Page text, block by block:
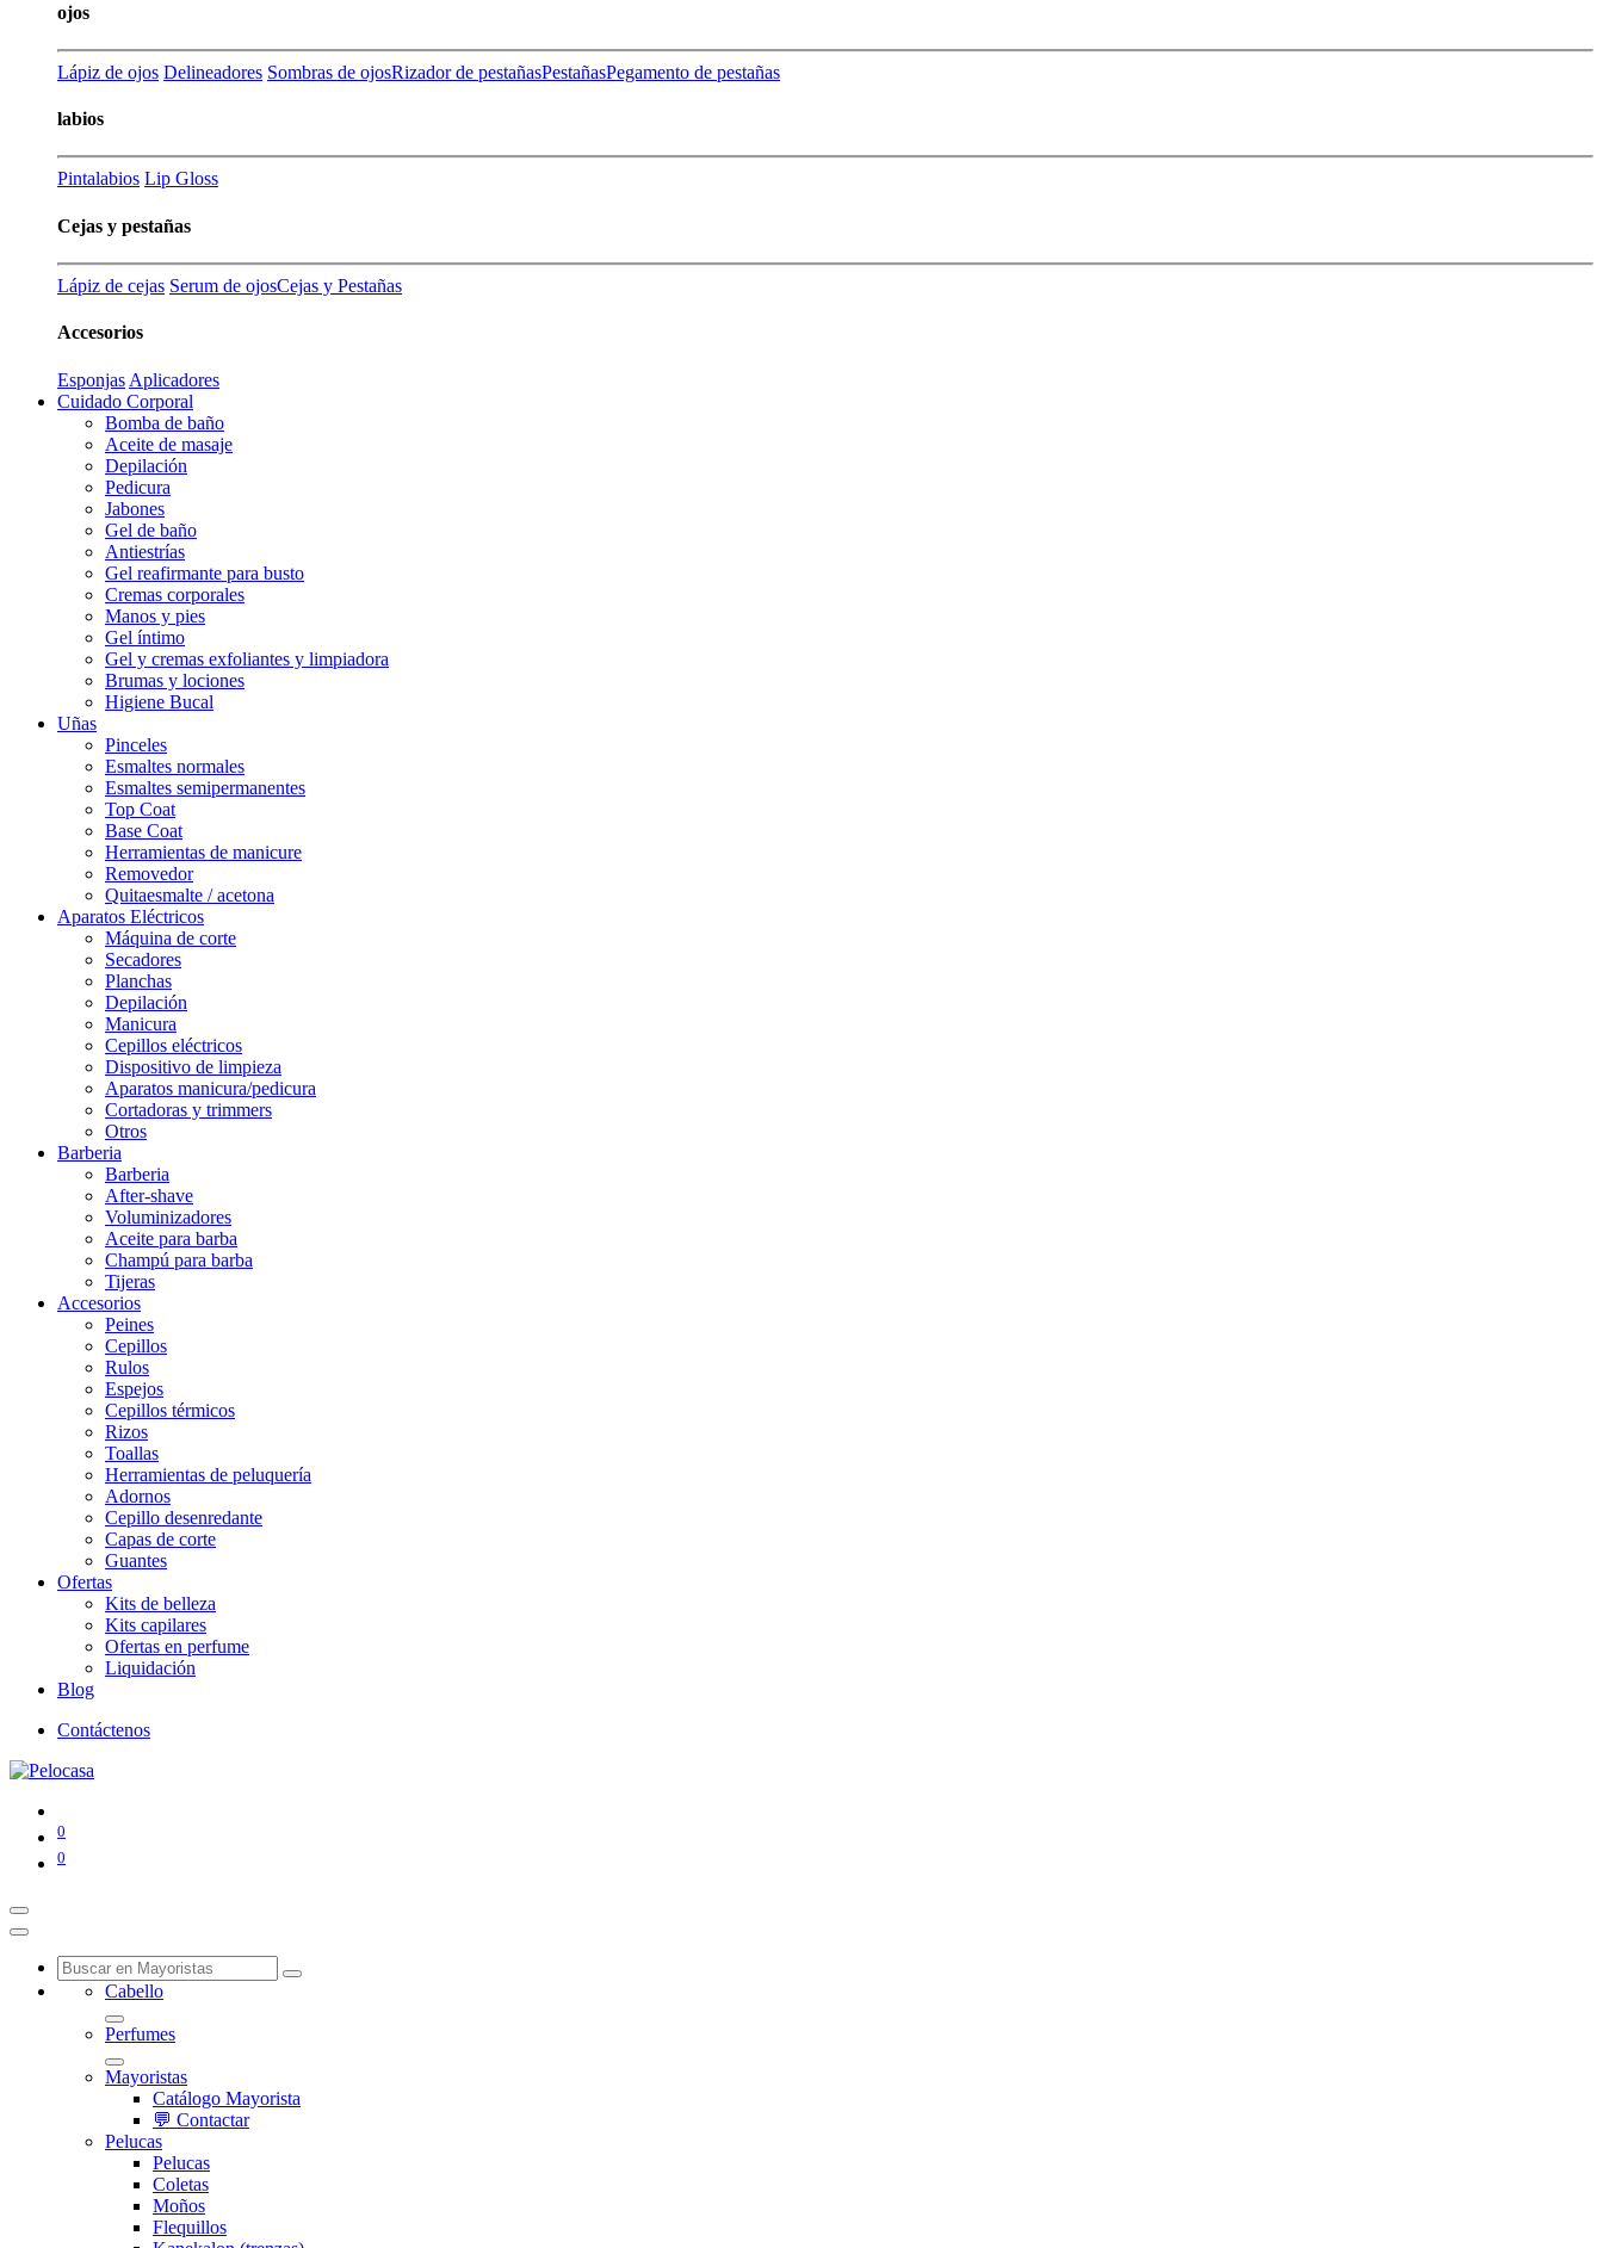
ojos
Lápiz de ojos Delineadores Sombras de ojosRizador de pestañasPestañasPegamento de pestañas
labios
Pintalabios Lip Gloss
Cejas y pestañas
Lápiz de cejas Serum de ojosCejas y Pestañas
Accesorios
Esponjas Aplicadores
Cuidado Corporal
Bomba de baño
Aceite de masaje
Depilación
Pedicura
Jabones
Gel de baño
Antiestrías
Gel reafirmante para busto
Cremas corporales
Manos y pies
Gel íntimo
Gel y cremas exfoliantes y limpiadora
Brumas y lociones
Higiene Bucal
Uñas
Pinceles
Esmaltes normales
Esmaltes semipermanentes
Top Coat
Base Coat
Herramientas de manicure
Removedor
Quitaesmalte / acetona
Aparatos Eléctricos
Máquina de corte
Secadores
Planchas
Depilación
Manicura
Cepillos eléctricos
Dispositivo de limpieza
Aparatos manicura/pedicura
Cortadoras y trimmers
Otros
Barberia
Barberia
After-shave
Voluminizadores
Aceite para barba
Champú para barba
Tijeras
Accesorios
Peines
Cepillos
Rulos
Espejos
Cepillos térmicos
Rizos
Toallas
Herramientas de peluquería
Adornos
Cepillo desenredante
Capas de corte
Guantes
Ofertas
Kits de belleza
Kits capilares
Ofertas en perfume
Liquidación
Blog
Contáctenos
0
0
Cabello
Perfumes
Mayoristas
Catálogo Mayorista
💬 Contactar
Pelucas
Pelucas
Coletas
Moños
Flequillos